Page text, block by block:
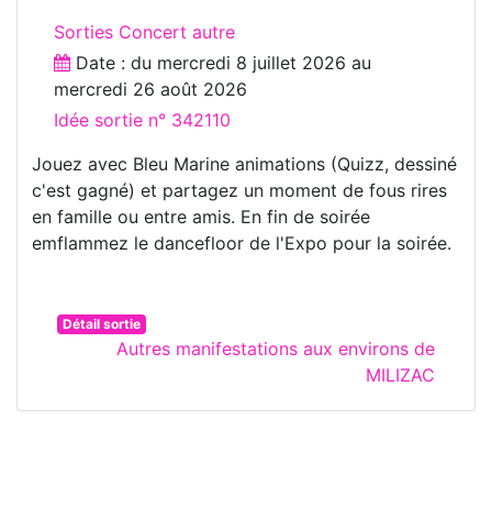
Sorties Concert autre
Date : du mercredi 8 juillet 2026 au
mercredi 26 août 2026
Idée sortie n° 342110
Jouez avec Bleu Marine animations (Quizz, dessiné
c'est gagné) et partagez un moment de fous rires
en famille ou entre amis. En fin de soirée
emflammez le dancefloor de l'Expo pour la soirée.
Détail sortie
Autres manifestations aux environs de
MILIZAC